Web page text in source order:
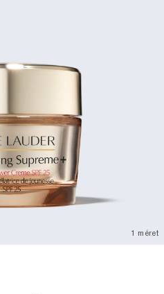
1 méret